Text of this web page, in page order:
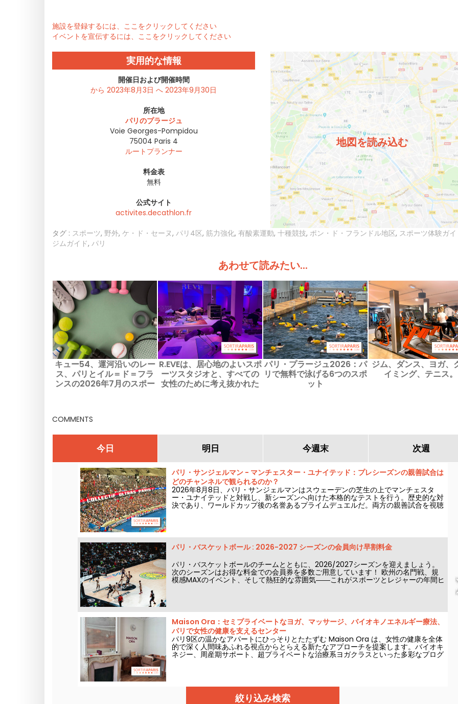
施設を登録するには、ここをクリックしてください
イベントを宣伝するには、ここをクリックしてください
実用的な情報
開催日および開催時間
から 2023年8月3日 へ 2023年9月30日
所在地
パリのプラージュ
Voie Georges-Pompidou
75004 Paris 4
ルートプランナー
料金表
無料
公式サイト
activites.decathlon.fr
地図を読み込む
タグ : スポーツ, 野外, ケ・ド・セーヌ, パリ4区, 筋力強化, 有酸素運動, 十種競技, ポン・ド・フランドル地区, スポーツ体験ガ
ジムガイド, パリ
あわせて読みたい...
キュー54、運河沿いのレー
ス、パリとイル＝ド＝フラ
ンスの2026年7月のスポー
R.EVEは、居心地のよいスポ
ーツスタジオと、すべての
女性のために考え抜かれた
パリ・プラージュ2026：パ
リで無料で泳げる6つのスポ
ット
ジム、ダンス、ヨガ、
イミング、テニス。
COMMENTS
今日 明日 今週末 次週
パリ・サンジェルマン - マンチェスター・ユナイテッド：プレシーズンの親善試合は
どのチャンネルで観られるのか？
2026年8月8日、パリ・サンジェルマンはスウェーデンの芝生の上でマンチェスタ
ー・ユナイテッドと対戦し、新シーズンへ向けた本格的なテストを行う。歴史的な対
決であり、ワールドカップ後の名誉あるプライムデュエルだ。両方の親善試合を視聴
パリ・バスケットボール : 2026-2027 シーズンの会員向け早割料金
パリ・バスケットボールのチームとともに、2026/2027シーズンを迎えましょう。
次のシーズンはお得な料金での会員券を多数ご用意しています！ 欧州の名門戦、規
模感MAXのイベント、そして熱狂的な雰囲気――これがスポーツとレジャーの年間ヒ
Maison Ora：セミプライベートなヨガ、マッサージ、バイオキノエネルギー療法、
パリで女性の健康を支えるセンター
パリ9区の温かなアパートにひっそりとたたずむ Maison Ora は、女性の健康を全体
的で深く人間味あふれる視点からとらえる新たなアプローチを提案します。バイオキ
ネジー、周産期サポート、超プライベートな治療系ヨガクラスといった多彩なプログ
絞り込み検索